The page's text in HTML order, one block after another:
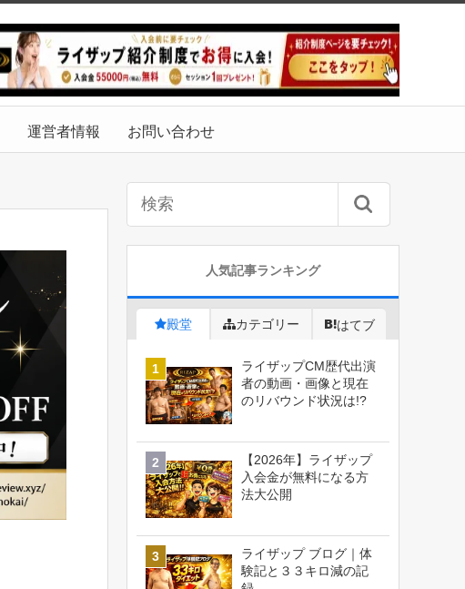
運営者情報 お問い合わせ
人気記事ランキング
殿堂 カテゴリー はてブ
ライザップCM歴代出演
者の動画・画像と現在
のリバウンド状況は!?
【2026年】ライザップ
入会金が無料になる方
法大公開
ライザップ ブログ｜体
験記と３３キロ減の記